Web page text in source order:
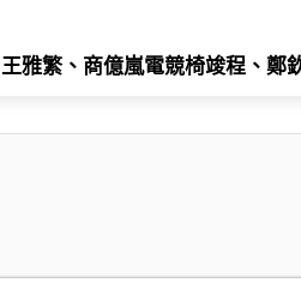
王雅繁、商億嵐電競椅竣程、鄭